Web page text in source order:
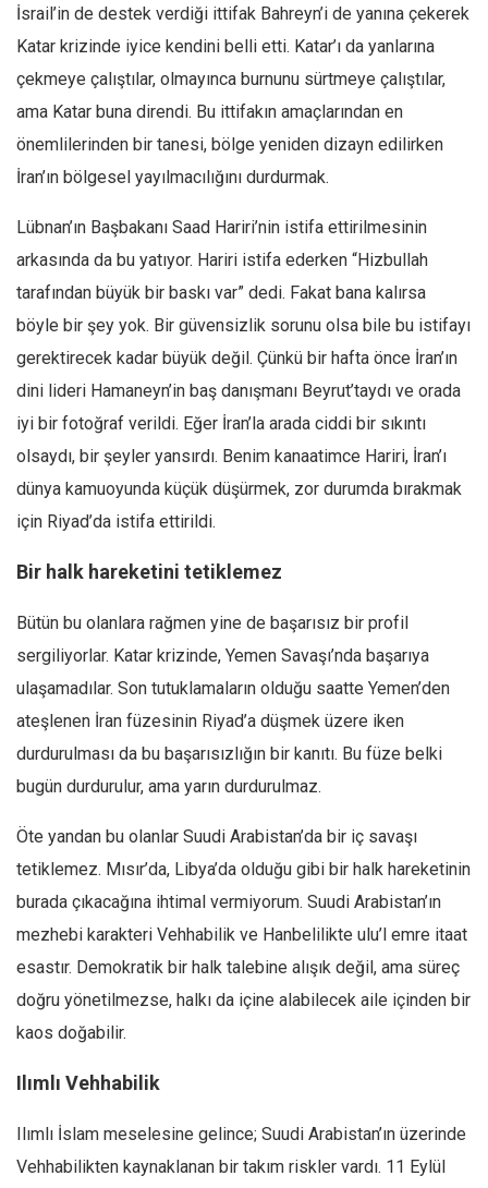
İsrail’in de destek verdiği ittifak Bahreyn’i de yanına çekerek
Katar krizinde iyice kendini belli etti. Katar’ı da yanlarına
çekmeye çalıştılar, olmayınca burnunu sürtmeye çalıştılar,
ama Katar buna direndi. Bu ittifakın amaçlarından en
önemlilerinden bir tanesi, bölge yeniden dizayn edilirken
İran’ın bölgesel yayılmacılığını durdurmak.
Lübnan’ın Başbakanı Saad Hariri’nin istifa ettirilmesinin
arkasında da bu yatıyor. Hariri istifa ederken “Hizbullah
tarafından büyük bir baskı var” dedi. Fakat bana kalırsa
böyle bir şey yok. Bir güvensizlik sorunu olsa bile bu istifayı
gerektirecek kadar büyük değil. Çünkü bir hafta önce İran’ın
dini lideri Hamaneyn’in baş danışmanı Beyrut’taydı ve orada
iyi bir fotoğraf verildi. Eğer İran’la arada ciddi bir sıkıntı
olsaydı, bir şeyler yansırdı. Benim kanaatimce Hariri, İran’ı
dünya kamuoyunda küçük düşürmek, zor durumda bırakmak
için Riyad’da istifa ettirildi.
Bir halk hareketini tetiklemez
Bütün bu olanlara rağmen yine de başarısız bir profil
sergiliyorlar. Katar krizinde, Yemen Savaşı’nda başarıya
ulaşamadılar. Son tutuklamaların olduğu saatte Yemen’den
ateşlenen İran füzesinin Riyad’a düşmek üzere iken
durdurulması da bu başarısızlığın bir kanıtı. Bu füze belki
bugün durdurulur, ama yarın durdurulmaz.
Öte yandan bu olanlar Suudi Arabistan’da bir iç savaşı
tetiklemez. Mısır’da, Libya’da olduğu gibi bir halk hareketinin
burada çıkacağına ihtimal vermiyorum. Suudi Arabistan’ın
mezhebi karakteri Vehhabilik ve Hanbelilikte ulu’l emre itaat
esastır. Demokratik bir halk talebine alışık değil, ama süreç
doğru yönetilmezse, halkı da içine alabilecek aile içinden bir
kaos doğabilir.
Ilımlı Vehhabilik
Ilımlı İslam meselesine gelince; Suudi Arabistan’ın üzerinde
Vehhabilikten kaynaklanan bir takım riskler vardı. 11 Eylül